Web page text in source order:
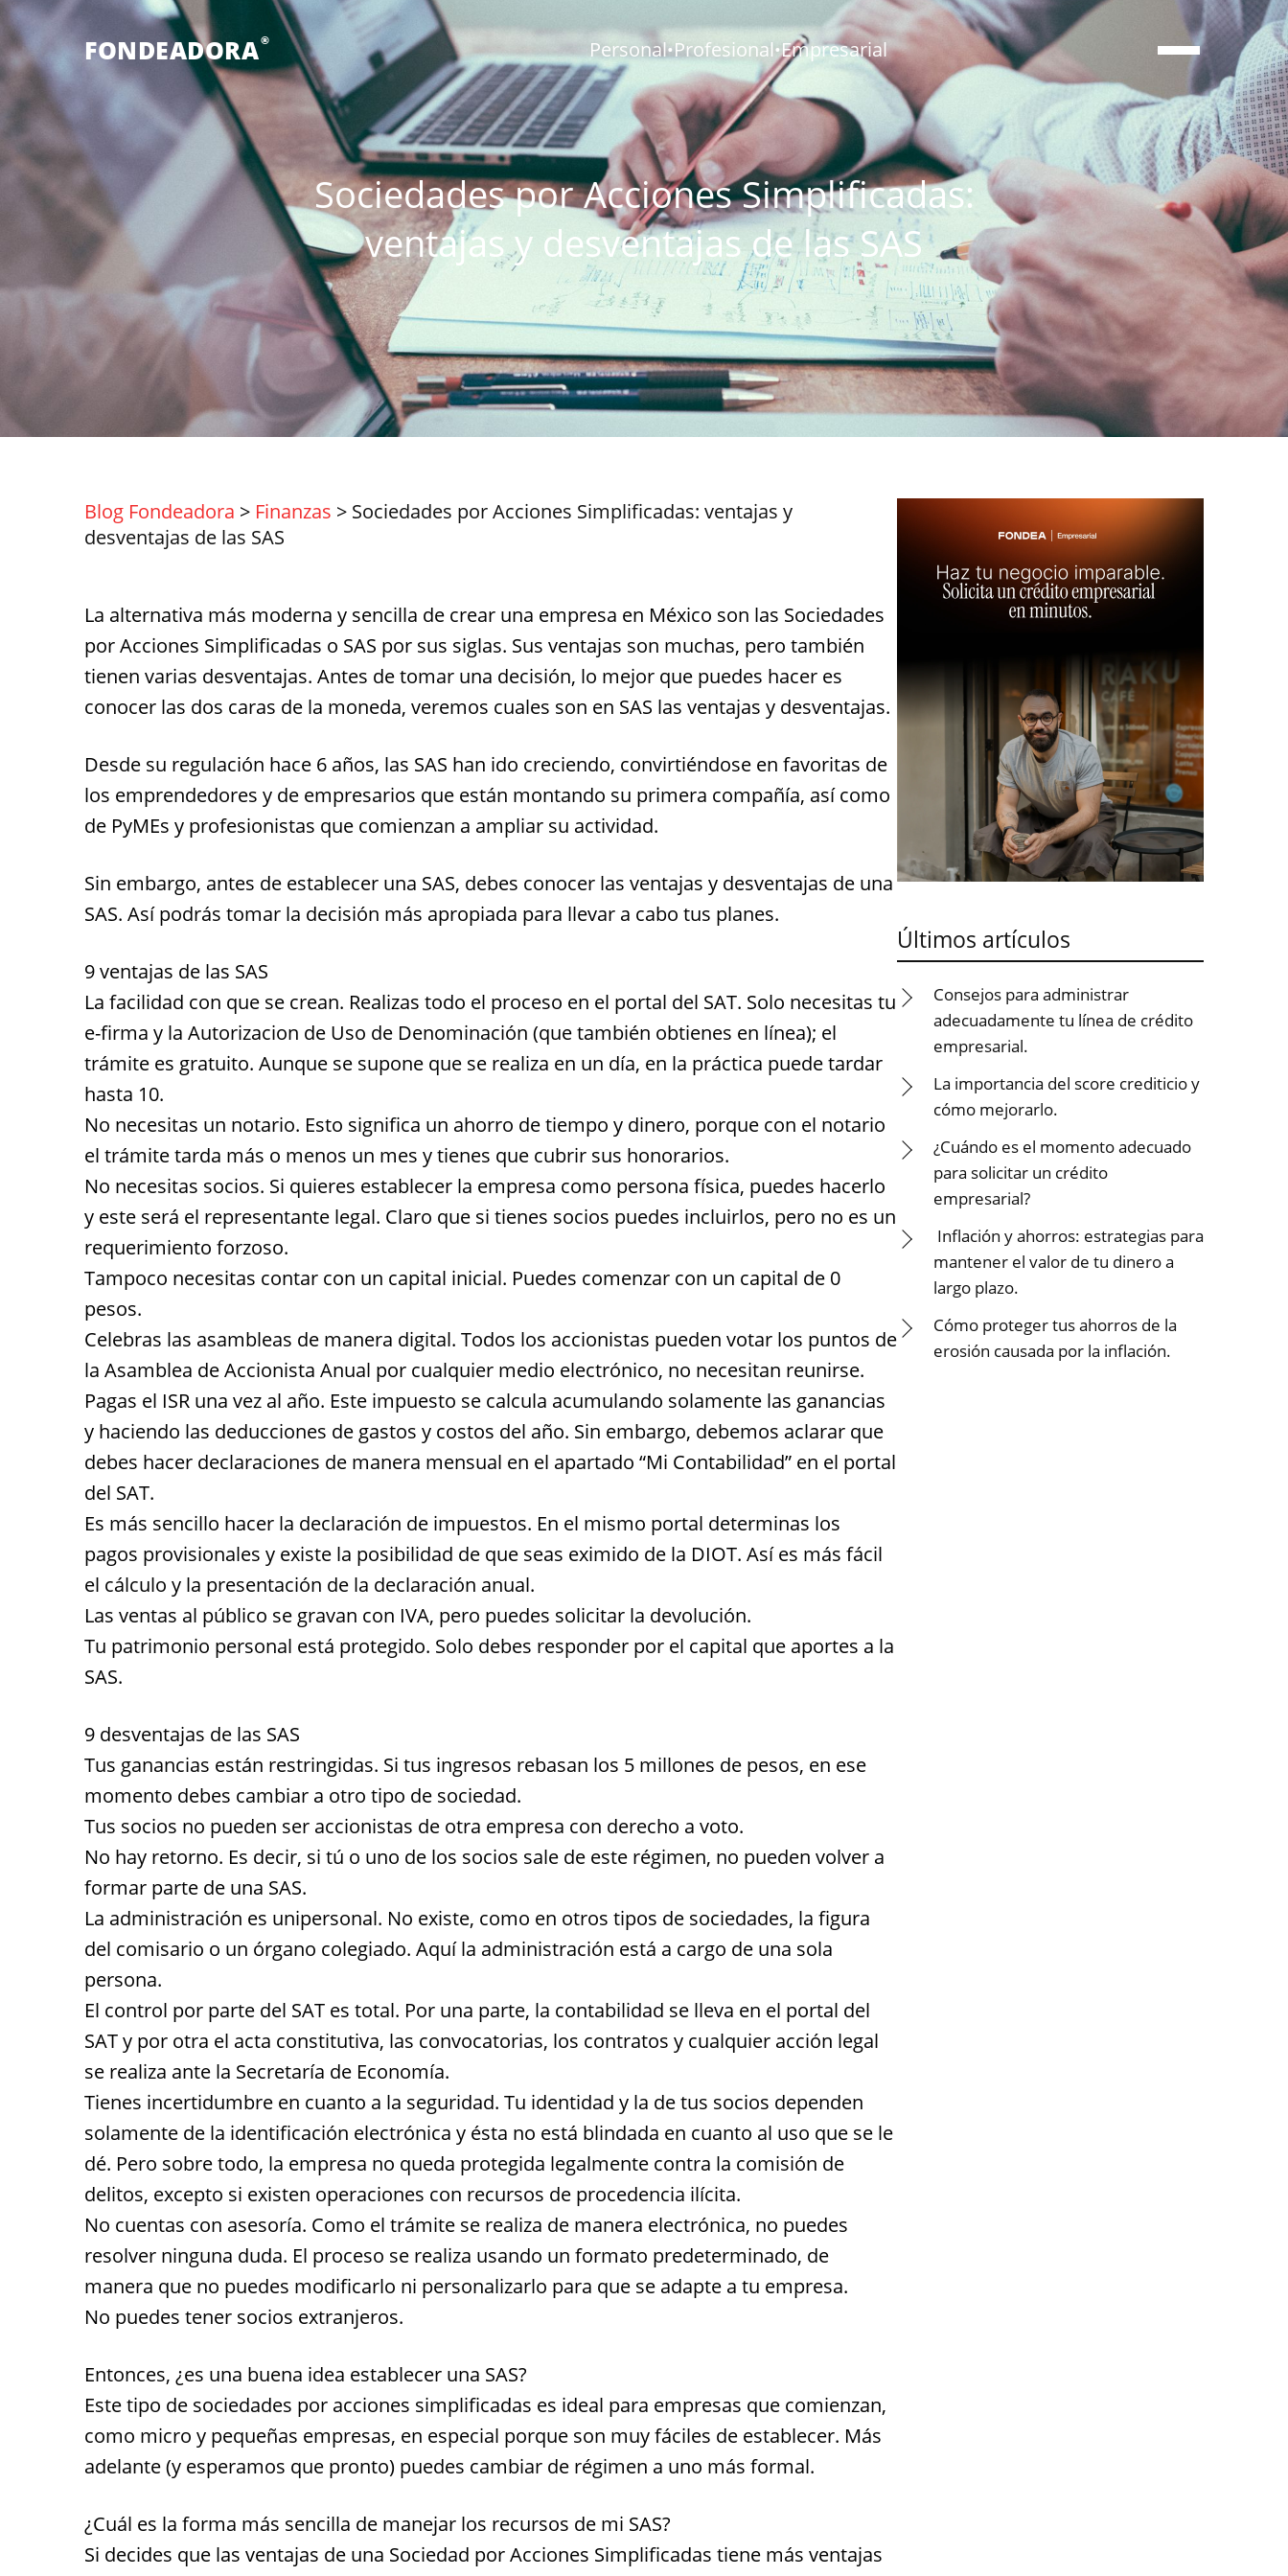
FONDEADORA® Personal•Profesional•Empresarial
Sociedades por Acciones Simplificadas:
ventajas y desventajas de las SAS
Blog Fondeadora > Finanzas > Sociedades por Acciones Simplificadas: ventajas y
desventajas de las SAS
La alternativa más moderna y sencilla de crear una empresa en México son las Sociedades
por Acciones Simplificadas o SAS por sus siglas. Sus ventajas son muchas, pero también
tienen varias desventajas. Antes de tomar una decisión, lo mejor que puedes hacer es
conocer las dos caras de la moneda, veremos cuales son en SAS las ventajas y desventajas.
Desde su regulación hace 6 años, las SAS han ido creciendo, convirtiéndose en favoritas de
los emprendedores y de empresarios que están montando su primera compañía, así como
de PyMEs y profesionistas que comienzan a ampliar su actividad.
Sin embargo, antes de establecer una SAS, debes conocer las ventajas y desventajas de una
SAS. Así podrás tomar la decisión más apropiada para llevar a cabo tus planes.
9 ventajas de las SAS
La facilidad con que se crean. Realizas todo el proceso en el portal del SAT. Solo necesitas tu
e-firma y la Autorizacion de Uso de Denominación (que también obtienes en línea); el
trámite es gratuito. Aunque se supone que se realiza en un día, en la práctica puede tardar
hasta 10.
No necesitas un notario. Esto significa un ahorro de tiempo y dinero, porque con el notario
el trámite tarda más o menos un mes y tienes que cubrir sus honorarios.
No necesitas socios. Si quieres establecer la empresa como persona física, puedes hacerlo
y este será el representante legal. Claro que si tienes socios puedes incluirlos, pero no es un
requerimiento forzoso.
Tampoco necesitas contar con un capital inicial. Puedes comenzar con un capital de 0
pesos.
Celebras las asambleas de manera digital. Todos los accionistas pueden votar los puntos de
la Asamblea de Accionista Anual por cualquier medio electrónico, no necesitan reunirse.
Pagas el ISR una vez al año. Este impuesto se calcula acumulando solamente las ganancias
y haciendo las deducciones de gastos y costos del año. Sin embargo, debemos aclarar que
debes hacer declaraciones de manera mensual en el apartado “Mi Contabilidad” en el portal
del SAT.
Es más sencillo hacer la declaración de impuestos. En el mismo portal determinas los
pagos provisionales y existe la posibilidad de que seas eximido de la DIOT. Así es más fácil
el cálculo y la presentación de la declaración anual.
Las ventas al público se gravan con IVA, pero puedes solicitar la devolución.
Tu patrimonio personal está protegido. Solo debes responder por el capital que aportes a la
SAS.
9 desventajas de las SAS
Tus ganancias están restringidas. Si tus ingresos rebasan los 5 millones de pesos, en ese
momento debes cambiar a otro tipo de sociedad.
Tus socios no pueden ser accionistas de otra empresa con derecho a voto.
No hay retorno. Es decir, si tú o uno de los socios sale de este régimen, no pueden volver a
formar parte de una SAS.
La administración es unipersonal. No existe, como en otros tipos de sociedades, la figura
del comisario o un órgano colegiado. Aquí la administración está a cargo de una sola
persona.
El control por parte del SAT es total. Por una parte, la contabilidad se lleva en el portal del
SAT y por otra el acta constitutiva, las convocatorias, los contratos y cualquier acción legal
se realiza ante la Secretaría de Economía.
Tienes incertidumbre en cuanto a la seguridad. Tu identidad y la de tus socios dependen
solamente de la identificación electrónica y ésta no está blindada en cuanto al uso que se le
dé. Pero sobre todo, la empresa no queda protegida legalmente contra la comisión de
delitos, excepto si existen operaciones con recursos de procedencia ilícita.
No cuentas con asesoría. Como el trámite se realiza de manera electrónica, no puedes
resolver ninguna duda. El proceso se realiza usando un formato predeterminado, de
manera que no puedes modificarlo ni personalizarlo para que se adapte a tu empresa.
No puedes tener socios extranjeros.
Entonces, ¿es una buena idea establecer una SAS?
Este tipo de sociedades por acciones simplificadas es ideal para empresas que comienzan,
como micro y pequeñas empresas, en especial porque son muy fáciles de establecer. Más
adelante (y esperamos que pronto) puedes cambiar de régimen a uno más formal.
¿Cuál es la forma más sencilla de manejar los recursos de mi SAS?
Si decides que las ventajas de una Sociedad por Acciones Simplificadas tiene más ventajas
Últimos artículos
Consejos para administrar
adecuadamente tu línea de crédito
empresarial.
La importancia del score crediticio y
cómo mejorarlo.
¿Cuándo es el momento adecuado
para solicitar un crédito
empresarial?
Inflación y ahorros: estrategias para
mantener el valor de tu dinero a
largo plazo.
Cómo proteger tus ahorros de la
erosión causada por la inflación.